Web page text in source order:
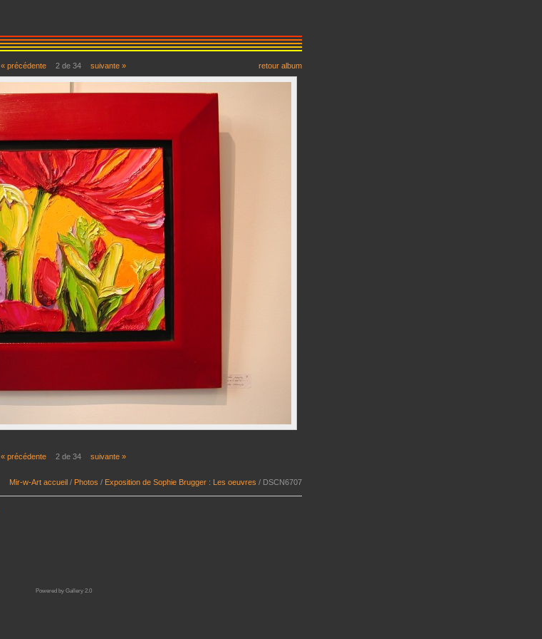
« précédente 2 de 34 suivante » retour album
« précédente 2 de 34 suivante »
Mir-w-Art accueil / Photos / Exposition de Sophie Brugger : Les oeuvres / DSCN6707
Powered by Gallery 2.0